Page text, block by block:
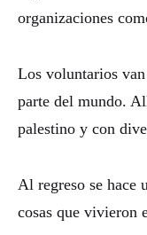
organizaciones
Los voluntarios
parte del mundo.
palestino y con
Al regreso se hace
cosas que vivieron